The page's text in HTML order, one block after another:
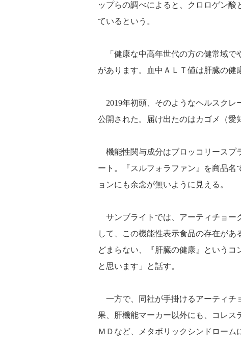
ップらの調べによると、クロロゲン
ているという。
「健康な中高年世代の方の健常域で
があります。血中ＡＬＴ値は肝臓の健
2019年初頭、そのようなヘルスクレ
公開された。届け出たのはカゴメ（愛
機能性関与成分はブロッコリースプ
ート。『スルフォラファン』を商品
ョンにも余念が無いように見える。
サンブライトでは、アーティチョー
して、この機能性表示食品の存在が
どまらない、『肝臓の健康』という
と思います」と話す。
一方で、同社が手掛けるアーティチ
果、肝機能マーカー以外にも、コレス
ＭＤなど、メタボリックシンドローム